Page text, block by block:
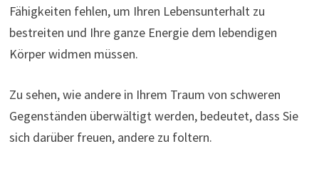
Fähigkeiten fehlen, um Ihren Lebensunterhalt zu
bestreiten und Ihre ganze Energie dem lebendigen
Körper widmen müssen.
Zu sehen, wie andere in Ihrem Traum von schweren
Gegenständen überwältigt werden, bedeutet, dass Sie
sich darüber freuen, andere zu foltern.